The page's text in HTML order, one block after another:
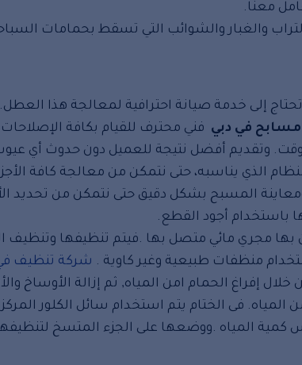
معنا.
والغبار والشوائب التي تسقط بحمامات
إلى خدمة صيانة احترافية لمعالجة هذا
في دبي فني محترف للقيام بكافة
وتقديم أفضل نتيجة للعميل دون حدوث أي
الذي يناسبه، حتى نتمكن من معالجة كافة
المسبح بشكل دقيق حتى نتمكن من تحديد
باستخدام أجود القطع.
بها مجري مائي متصل بها .فيتم تنظيفها وتنظيف
منظفات طبيعية وغير كاوية . شركة تنظيف
إفراغ الحمام امن المياه, ثم إزالة الأوساخ
المياه. فى الختام يتم استخدام سائل الكلور
المياه .ووضعها على الجزء المتسخ